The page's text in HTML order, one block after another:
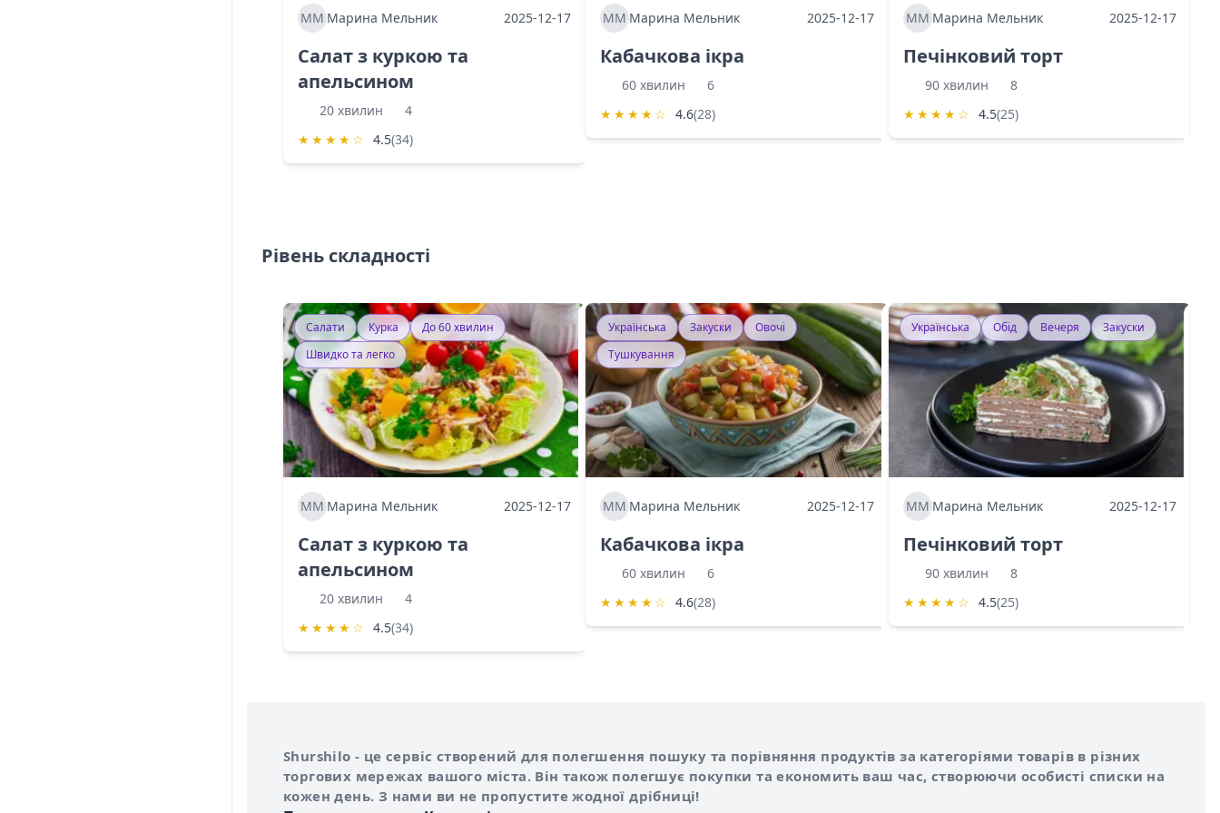
ММ Марина Мельник 2025-12-17
Салат з куркою та
апельсином
20 хвилин
4
★ ★ ★ ★ ☆ 4.5(34)
ММ Марина Мельник 2025-12-17
Кабачкова ікра
60 хвилин
6
★ ★ ★ ★ ☆ 4.6(28)
МММарина Мельник 2025-12-17
Печінковий торт
90 хвилин
8
★ ★ ★ ★ ☆ 4.5(25)
Рівень складності
Салати Курка
До 60 хвилин
Швидко та легко
ММ Марина Мельник 2025-12-17
Салат з куркою та
апельсином
20 хвилин
4
★ ★ ★ ★ ☆ 4.5(34)
Українська Закуски
Овочі
Тушкування
ММ Марина Мельник 2025-12-17
Кабачкова ікра
60 хвилин
6
★ ★ ★ ★ ☆ 4.6(28)
Українська Обід Вечеря Закуски
МММарина Мельник 2025-12-17
Печінковий торт
90 хвилин
8
★ ★ ★ ★ ☆ 4.5(25)
Про сервіс Shurshilo
Shurshilo - це сервіс створений для полегшення пошуку та порівняння продуктів за категоріями товарів в різних
торгових мережах вашого міста. Він також полегшує покупки та економить ваш час, створюючи особисті списки на
кожен день. З нами ви не пропустите жодної дрібниці!